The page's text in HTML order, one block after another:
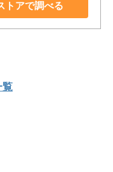
トアで調べる
覧